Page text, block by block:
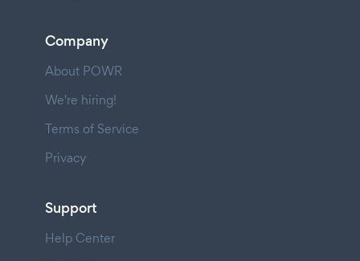
Company
About POWR
We're hiring!
Terms of Service
Privacy
Support
Help Center